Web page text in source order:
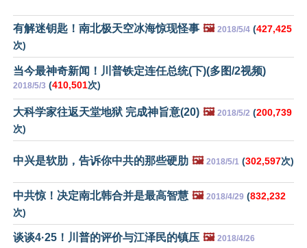
有解迷钥匙！南北极天空冰海惊现怪事 🖼️ 2018/5/4 (427,425
次)
当今最神奇新闻！川普铁定连任总统(下)(多图/2视频)
2018/5/3 (410,501次)
大科学家往返天堂地狱 完成神旨意(20) 🖼️ 2018/5/2 (200,739
次)
中兴是软肋，告诉你中共的那些硬肋 🖼️ 2018/5/1 (302,597次)
中共惊！决定南北韩合并是最高智慧 🖼️ 2018/4/29 (832,232
次)
谈谈4·25！川普的评价与江泽民的镇压 🖼️ 2018/4/26